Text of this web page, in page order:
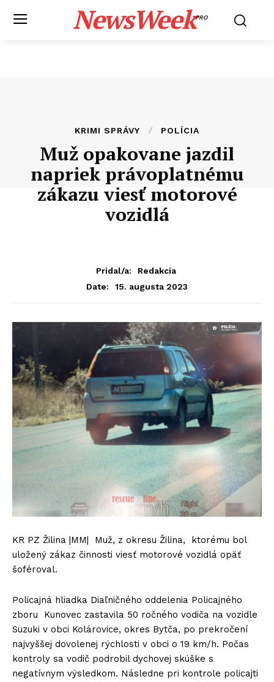
NewsWeekPRO
KRIMI SPRÁVY POLÍCIA
Muž opakovane jazdil
napriek právoplatnému
zákazu viesť motorové
vozidlá
Pridal/a:
Redakcia
Date:
15. augusta 2023
KR PZ Žilina |MM| Muž, z okresu Žilina, ktorému bol
uložený zákaz činnosti viesť motorové vozidlá opäť
šoféroval.
Policajná hliadka Diaľničného oddelenia Policajného
zboru Kunovec zastavila 50 ročného vodiča na vozidle
Suzuki v obci Kolárovice, okres Bytča, po prekročení
najvyššej dovolenej rýchlosti v obci o 19 km/h. Počas
kontroly sa vodič podrobil dychovej skúške s
negatívnym výsledkom. Následne pri kontrole policajti